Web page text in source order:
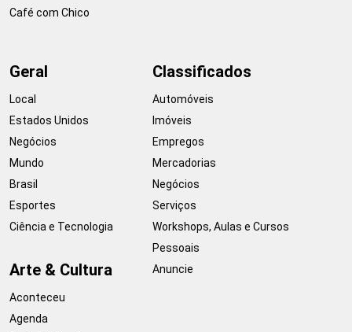
Café com Chico
Geral
Local
Estados Unidos
Negócios
Mundo
Brasil
Esportes
Ciência e Tecnologia
Arte & Cultura
Aconteceu
Agenda
Classificados
Automóveis
Imóveis
Empregos
Mercadorias
Negócios
Serviços
Workshops, Aulas e Cursos
Pessoais
Anuncie